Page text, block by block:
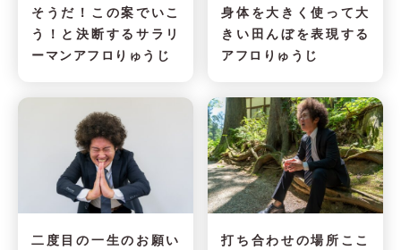
そうだ！この案でいこ
う！と決断するサラリ
ーマンアフロりゅうじ
身体を大きく使って大
きい田んぼを表現する
アフロりゅうじ
二度目の一生のお願い
打ち合わせの場所ここ